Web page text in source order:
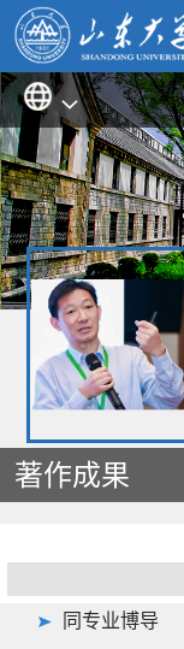
著作成果
同专业博导